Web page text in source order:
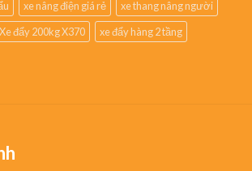
xe nâng điện giá rẻ
xe thang nâng người
Xe đẩy 200kg X370
xe đẩy hàng 2 tầng